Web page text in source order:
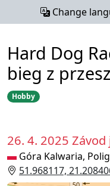
Change
Hard Dog
bieg z
Hobby
26. 4. 2025 Závod
Góra Kalwaria,
51.968117,